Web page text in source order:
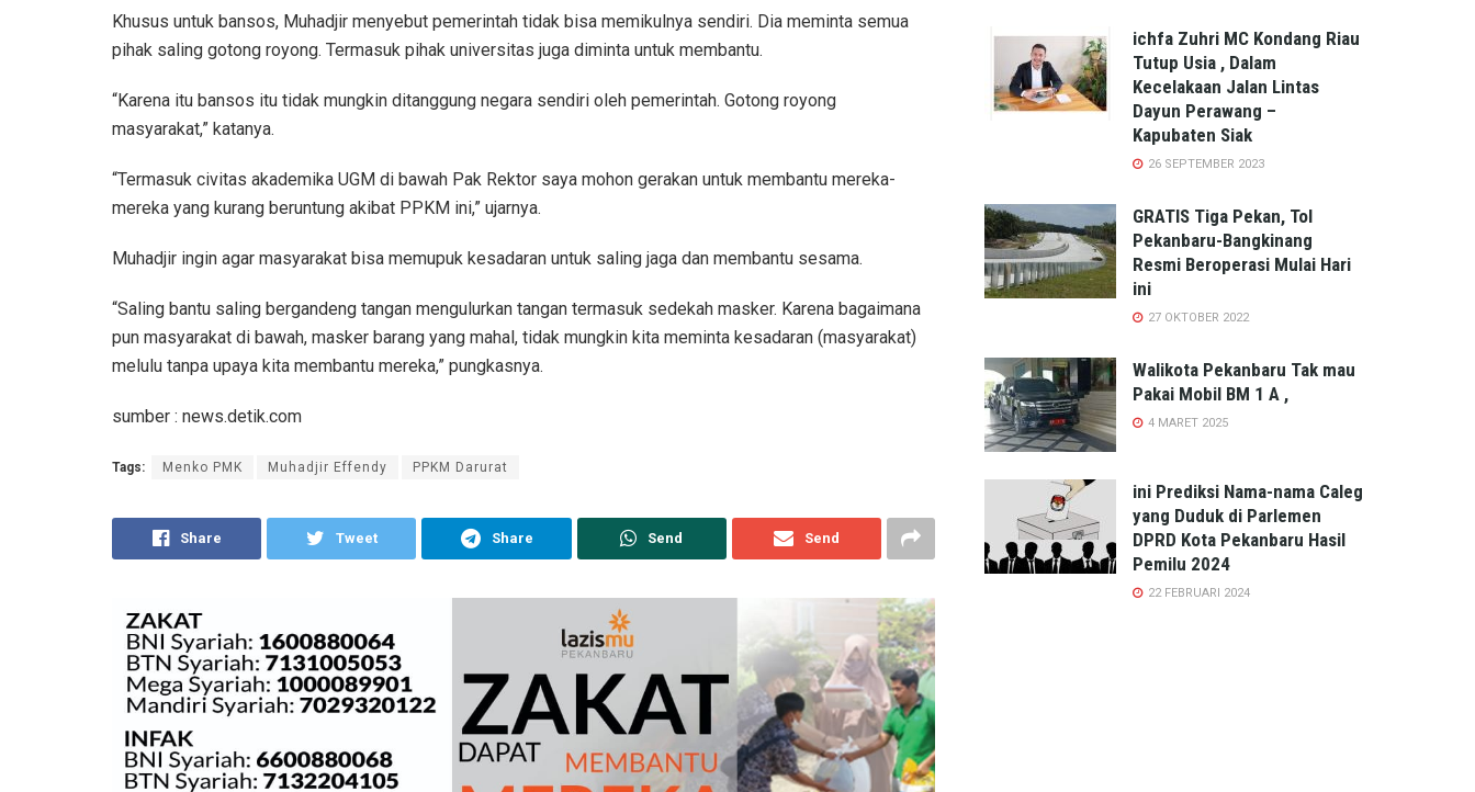
Khusus untuk bansos, Muhadjir menyebut pemerintah tidak bisa memikulnya sendiri. Dia meminta semua
pihak saling gotong royong. Termasuk pihak universitas juga diminta untuk membantu.
“Karena itu bansos itu tidak mungkin ditanggung negara sendiri oleh pemerintah. Gotong royong
masyarakat,” katanya.
“Termasuk civitas akademika UGM di bawah Pak Rektor saya mohon gerakan untuk membantu mereka-
mereka yang kurang beruntung akibat PPKM ini,” ujarnya.
Muhadjir ingin agar masyarakat bisa memupuk kesadaran untuk saling jaga dan membantu sesama.
“Saling bantu saling bergandeng tangan mengulurkan tangan termasuk sedekah masker. Karena bagaimana
pun masyarakat di bawah, masker barang yang mahal, tidak mungkin kita meminta kesadaran (masyarakat)
melulu tanpa upaya kita membantu mereka,” pungkasnya.
sumber : news.detik.com
Tags: Menko PMK Muhadjir Effendy PPKM Darurat
Share Tweet Share Send Send
ichfa Zuhri MC Kondang Riau
Tutup Usia , Dalam
Kecelakaan Jalan Lintas
Dayun Perawang –
Kapubaten Siak
26 SEPTEMBER 2023
GRATIS Tiga Pekan, Tol
Pekanbaru-Bangkinang
Resmi Beroperasi Mulai Hari
ini
27 OKTOBER 2022
Walikota Pekanbaru Tak mau
Pakai Mobil BM 1 A ,
4 MARET 2025
ini Prediksi Nama-nama Caleg
yang Duduk di Parlemen
DPRD Kota Pekanbaru Hasil
Pemilu 2024
22 FEBRUARI 2024